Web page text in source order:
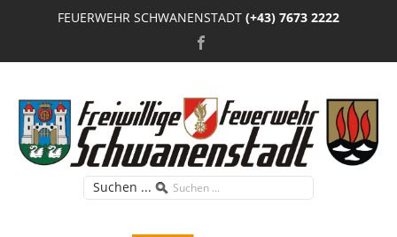
FEUERWEHR SCHWANENSTADT (+43) 7673 2222
Suchen ...